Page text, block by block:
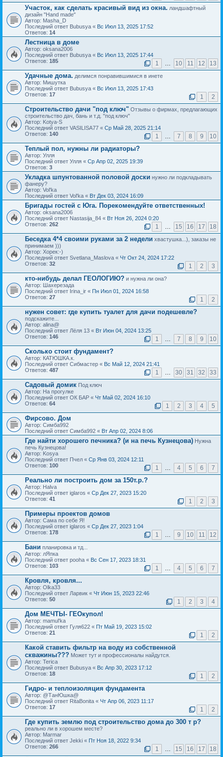
Участок, как сделать красивый вид из окна. ландшафтный
дизайн "Hand made"
Автор: Masha_D
Последний ответ Bubusya « Вс Июл 13, 2025 17:52
Ответов: 14
Лестница в доме
Автор: oksana2006
Последний ответ Bubusya « Вс Июл 13, 2025 17:44
Ответов: 185 1 … 10 11 12 13
Удачные дома. делимся понравившимися в инете
Автор: Мишутка
Последний ответ Bubusya « Вс Июл 13, 2025 17:43
Ответов: 17 1 2
Строительство дачи "под ключ" Отзывы о фирмах, предлагающих
строительство дач, бань и т.д. "под ключ"
Автор: Kotya-S
Последний ответ VASILISA77 « Ср Май 28, 2025 21:14
Ответов: 140 1 … 7 8 9 10
Теплый пол, нужны ли радиаторы?
Автор: Улля
Последний ответ Улля « Ср Апр 02, 2025 19:39
Ответов: 3
Укладка шпунтованной половой доски нужно ли подкладывать
фанеру?
Автор: Vol'ka
Последний ответ Vol'ka « Вт Дек 03, 2024 16:09
Бригады гостей с Юга. Порекомендуйте ответственных!
Автор: oksana2006
Последний ответ Nastasija_84 « Вт Ноя 26, 2024 0:20
Ответов: 262 1 … 15 16 17 18
Беседка 4*4 своими руками за 2 недели хвастушка...), заказы не
принимаем )))
Автор: Хорек:-)
Последний ответ Svetlana_Maslova « Чт Окт 24, 2024 17:22
Ответов: 32 1 2 3
кто-нибудь делал ГЕОЛОГИЮ? и нужна ли она?
Автор: Шахерезада
Последний ответ Irina_ir « Пн Июл 01, 2024 16:58
Ответов: 27 1 2
нужен совет: где купить туалет для дачи подешевле?
подскажите...
Автор: alina@
Последний ответ Лёля 13 « Вт Июн 04, 2024 13:25
Ответов: 146 1 … 7 8 9 10
Сколько стоит фундамент?
Автор: КАТЮШКА.к.
Последний ответ Сибмастер « Вс Май 12, 2024 21:41
Ответов: 487 1 … 30 31 32 33
Садовый домик Под ключ
Автор: На прогулке
Последний ответ ОК БАР « Чт Май 02, 2024 16:10
Ответов: 64 1 2 3 4 5
Фирсово. Дом
Автор: Симба992
Последний ответ Симба992 « Вт Апр 02, 2024 8:06
Где найти хорошего печника? (и на печь Кузнецова) Нужна
печь Кузнецова!
Автор: Kosya
Последний ответ Пчел « Ср Янв 03, 2024 12:11
Ответов: 100 1 … 4 5 6 7
Реально ли построить дом за 150т.р.?
Автор: Halva
Последний ответ iglaros « Ср Дек 27, 2023 15:20
Ответов: 41 1 2 3
Примеры проектов домов
Автор: Сама по себе Я!
Последний ответ iglaros « Ср Дек 27, 2023 1:04
Ответов: 178 1 … 9 10 11 12
Бани планировка и тд...
Автор: лЯпка
Последний ответ pooha « Вс Сен 17, 2023 18:31
Ответов: 103 1 … 4 5 6 7
Кровля, кровля...
Автор: Olka33
Последний ответ Ларвик « Чт Июн 15, 2023 22:46
Ответов: 50 1 2 3 4
Дом МЕЧТЫ- ГЕОкупол!
Автор: mamul'ka
Последний ответ Гуля622 « Пт Май 19, 2023 15:02
Ответов: 21 1 2
Какой ставить фильтр на воду из собственной
скважины??? Может тут и профессионалы найдутся.
Автор: Terica
Последний ответ Bubusya « Вс Апр 30, 2023 17:12
Ответов: 18 1 2
Гидро- и теплоизоляция фундамента
Автор: @ТанЮшка@
Последний ответ RitaBonita « Чт Апр 06, 2023 11:17
Ответов: 17 1 2
Где купить землю под строительство дома до 300 т р?
реально ли в хорошем месте?
Автор: Marmar
Последний ответ Jekki « Пт Ноя 18, 2022 9:34
Ответов: 266 1 … 15 16 17 18